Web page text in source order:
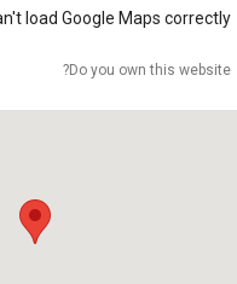
load Google Maps correctly.
Do you own this website?